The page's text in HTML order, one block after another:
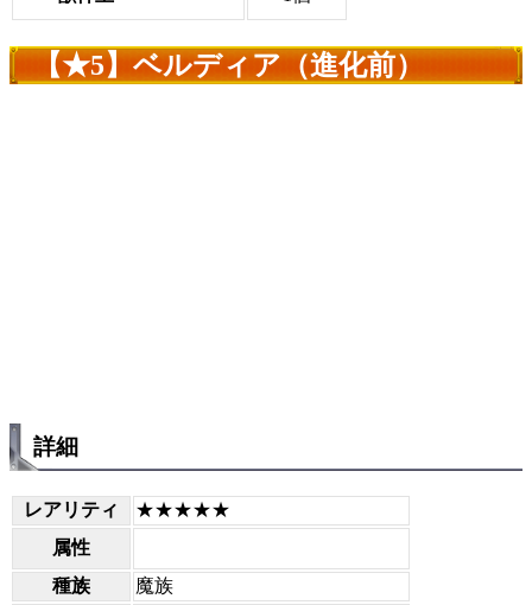
【★5】ベルディア（進化前）
詳細
レアリティ
★★★★★
属性
種族
魔族